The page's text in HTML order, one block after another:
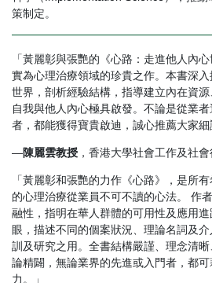
策制定。
「黃麗彰與張艷的《心路：走進他人內
實為心理治療領域的珍貴之作。本書深
世界，剖析經驗結構，指導建立內在資
自我與他人內心極具啟發。不論是從業
者，都能獲得寶貴啟迪，誠心推薦大家細
—陳麗雲教授 ，香港大學社會工作及社
「黃麗彰和張艷的力作《心路》，是所
的心理治療從業員不可不讀的心法。 作
融性，指明在華人群體的可用性及應用
眼，描述不同的個案狀況、理論名詞及
訓及研究之用。全書結構嚴謹、理念清
論精闢，無論業界的先進或入門者，都
力。」